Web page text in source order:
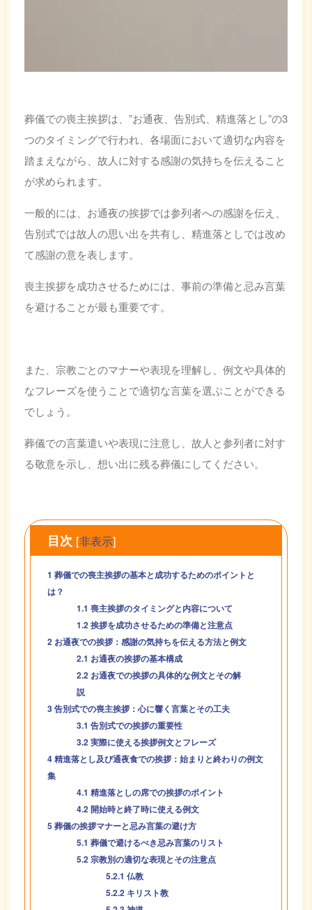
葬儀での喪主挨拶は、”お通夜、告別式、精進落とし”の3
つのタイミングで行われ、各場面において適切な内容を
踏まえながら、故人に対する感謝の気持ちを伝えること
が求められます。
一般的には、お通夜の挨拶では参列者への感謝を伝え、
告別式では故人の思い出を共有し、精進落としでは改め
て感謝の意を表します。
喪主挨拶を成功させるためには、事前の準備と忌み言葉
を避けることが最も重要です。
また、宗教ごとのマナーや表現を理解し、例文や具体的
なフレーズを使うことで適切な言葉を選ぶことができる
でしょう。
葬儀での言葉遣いや表現に注意し、故人と参列者に対す
る敬意を示し、想い出に残る葬儀にしてください。
目次 [非表示]
1 葬儀での喪主挨拶の基本と成功するためのポイントと
は？
1.1 喪主挨拶のタイミングと内容について
1.2挨拶を成功させるための準備と注意点
2 お通夜での挨拶：感謝の気持ちを伝える方法と例文
2.1 お通夜の挨拶の基本構成
2.2 お通夜での挨拶の具体的な例文とその解
説
3告別式での喪主挨拶：心に響く言葉とその工夫
3.1 告別式での挨拶の重要性
3.2実際に使える挨拶例文とフレーズ
4精進落とし及び通夜食での挨拶：始まりと終わりの例文
集
4.1 精進落としの席での挨拶のポイント
4.2開始時と終了時に使える例文
5 葬儀の挨拶マナーと忌み言葉の避け方
5.1 葬儀で避けるべき忌み言葉のリスト
5.2宗教別の適切な表現とその注意点
5.2.1 仏教
5.2.2 キリスト教